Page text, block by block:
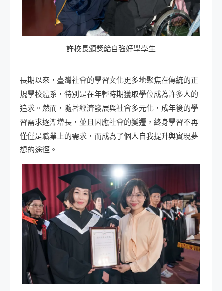
許校長頒獎給自強好學學生
長期以來，臺灣社會的學習文化更多地聚焦在傳統的正
規學校體系，特別是在年輕時期獲取學位成為許多人的
追求。然而，隨著經濟發展與社會多元化，成年後的學
習需求逐漸增長，並且因應社會的變遷，終身學習不再
僅僅是職業上的需求，而成為了個人自我提升與實現夢
想的途徑。